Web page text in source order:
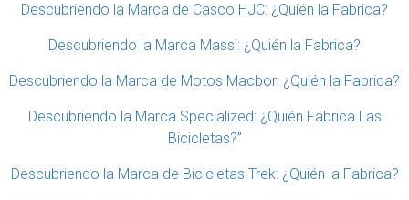
Descubriendo la Marca de Casco HJC: ¿Quién la Fabrica?
Descubriendo la Marca Massi: ¿Quién la Fabrica?
Descubriendo la Marca de Motos Macbor: ¿Quién la Fabrica?
Descubriendo la Marca Specialized: ¿Quién Fabrica Las
Bicicletas?”
Descubriendo la Marca de Bicicletas Trek: ¿Quién la Fabrica?